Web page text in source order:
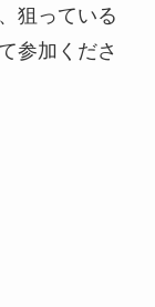
狙っている
参加くださ